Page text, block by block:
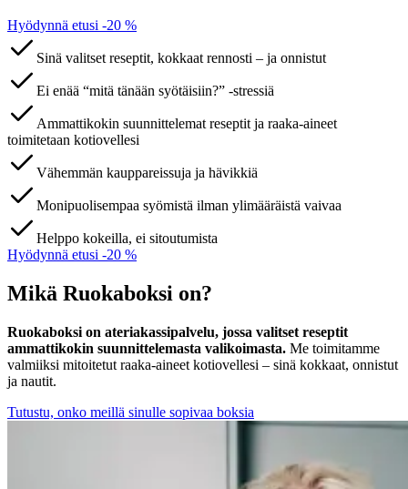
Hyödynnä etusi -20 %
Sinä valitset reseptit, kokkaat rennosti – ja onnistut
Ei enää “mitä tänään syötäisiin?” -stressiä
Ammattikokin suunnittelemat reseptit ja raaka-aineet
toimitetaan kotiovellesi
Vähemmän kauppareissuja ja hävikkiä
Monipuolisempaa syömistä ilman ylimääräistä vaivaa
Helppo kokeilla, ei sitoutumista
Hyödynnä etusi -20 %
Mikä Ruokaboksi on?
Ruokaboksi on ateriakassipalvelu, jossa valitset reseptit
ammattikokin suunnittelemasta valikoimasta. Me toimitamme
valmiiksi mitoitetut raaka-aineet kotiovellesi – sinä kokkaat, onnistut
ja nautit.
Tutustu, onko meillä sinulle sopivaa boksia